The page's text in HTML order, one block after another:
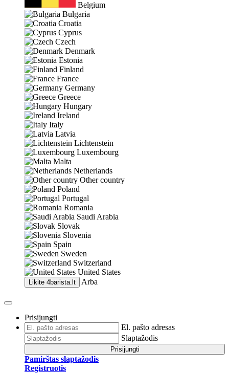
Belgium
Bulgaria
Croatia
Cyprus
Czech
Denmark
Estonia
Finland
France
Germany
Greece
Hungary
Ireland
Italy
Latvia
Lichtenstein
Luxembourg
Malta
Netherlands
Other country
Poland
Portugal
Romania
Saudi Arabia
Slovak
Slovenia
Spain
Sweden
Switzerland
United States
Likite 4barista.lt Arba
Prisijungti
El. pašto adresas
Slaptažodis
Prisijungti
Pamirštas slaptažodis
Registruotis